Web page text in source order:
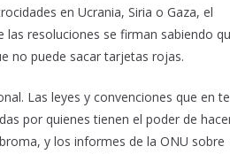
en Ucrania, Siria o Gaza, el
resoluciones se firman sabiendo
no puede sacar tarjetas rojas.
Las leyes y convenciones que en
por quienes tienen el poder de
y los informes de la ONU sobre